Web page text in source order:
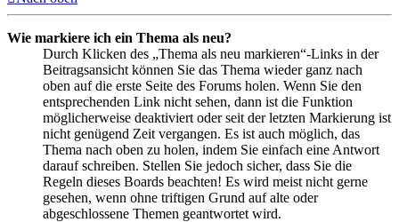
Wie markiere ich ein Thema als neu?
Durch Klicken des „Thema als neu markieren“-Links in der
Beitragsansicht können Sie das Thema wieder ganz nach
oben auf die erste Seite des Forums holen. Wenn Sie den
entsprechenden Link nicht sehen, dann ist die Funktion
möglicherweise deaktiviert oder seit der letzten Markierung ist
nicht genügend Zeit vergangen. Es ist auch möglich, das
Thema nach oben zu holen, indem Sie einfach eine Antwort
darauf schreiben. Stellen Sie jedoch sicher, dass Sie die
Regeln dieses Boards beachten! Es wird meist nicht gerne
gesehen, wenn ohne triftigen Grund auf alte oder
abgeschlossene Themen geantwortet wird.